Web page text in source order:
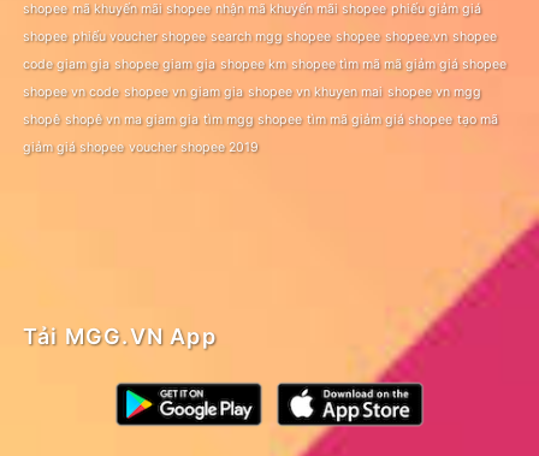
shopee mã khuyến mãi shopee nhận mã khuyến mãi shopee phiếu giảm giá
shopee phiếu voucher shopee search mgg shopee shopee shopee.vn shopee
code giam gia shopee giam gia shopee km shopee tìm mã mã giảm giá shopee
shopee vn code shopee vn giam gia shopee vn khuyen mai shopee vn mgg
shopê shopê vn ma giam gia tìm mgg shopee tìm mã giảm giá shopee tạo mã
giảm giá shopee voucher shopee 2019
Tải MGG.VN App